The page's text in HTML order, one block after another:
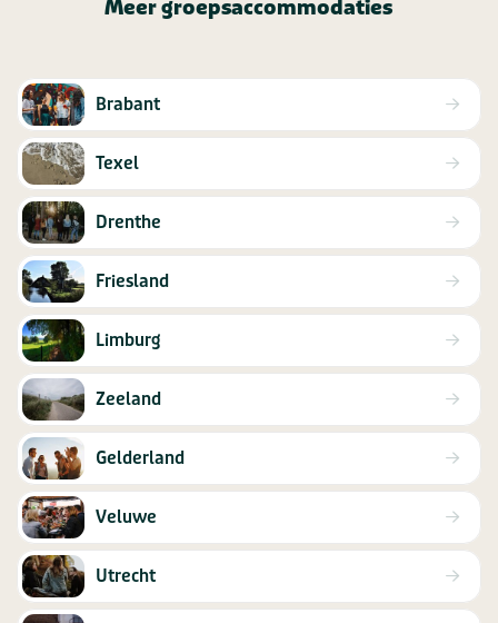
Meer groepsaccommodaties
Brabant
Texel
Drenthe
Friesland
Limburg
Zeeland
Gelderland
Veluwe
Utrecht